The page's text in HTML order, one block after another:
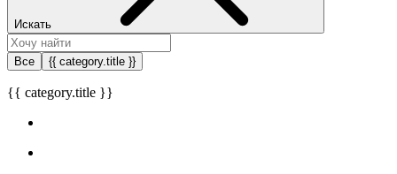
Искать
Все {{ category.title }}
{{ category.title }}